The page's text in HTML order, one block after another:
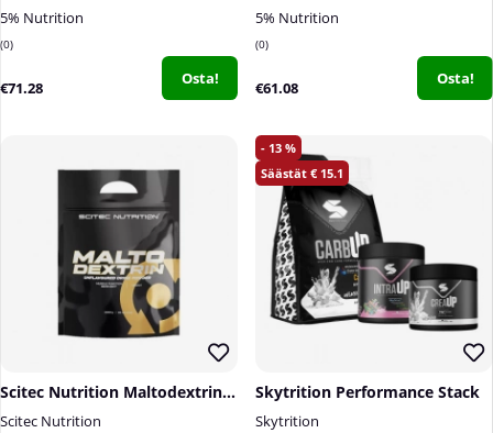
5% Nutrition
0
€71.28 Osta!
5% Nutrition
0
€61.08 Osta!
Scitec Nutrition Maltodextrin, 2000 g
Scitec Nutrition
13
15.1
Skytrition Performance Stack
Skytrition